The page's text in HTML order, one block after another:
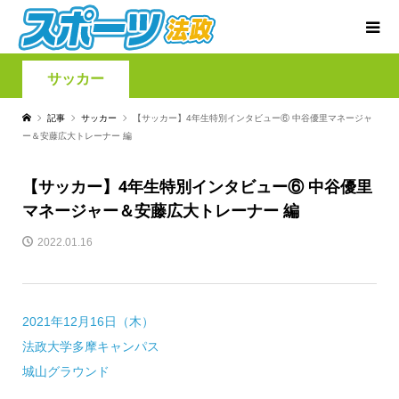
サッカー
記事 サッカー
【サッカー】4年生特別インタビュー⑥ 中谷優里マネージャ
ー＆安藤広大トレーナー 編
【サッカー】4年生特別インタビュー⑥ 中谷優里
マネージャー＆安藤広大トレーナー 編
2022.01.16
2021年12月16日（木）
法政大学多摩キャンパス
城山グラウンド